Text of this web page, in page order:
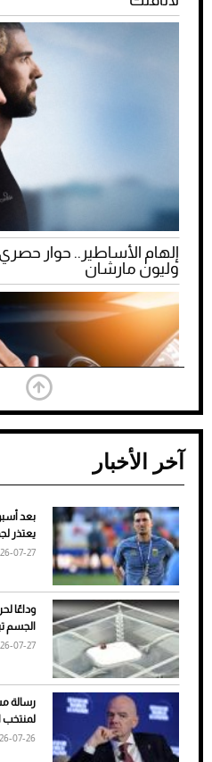
إلهام الأساطير.. حوار
وليون مارشان
ضعف تبريد مكيف السيارة
الأسباب والحلول
آخر الأخبار
بعد
يعتذر
07-27
وداعًا
الجسم
07-27
رسالة
لمنتخب
07-26